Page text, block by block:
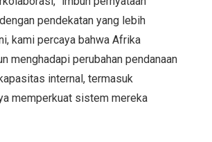
pendekatan yang lebih
kami percaya bahwa Afrika
menghadapi perubahan pendanaan
internal, termasuk
memperkuat sistem mereka